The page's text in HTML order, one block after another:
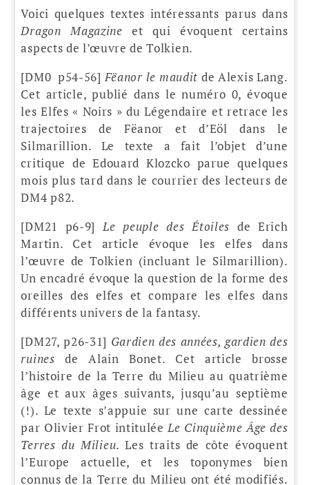
Voici quelques textes intéressants parus dans
Dragon Magazine et qui évoquent certains
aspects de l’œuvre de Tolkien.
[DM0 p54-56]Fëanor le maudit de Alexis Lang.
Cet article, publié dans le numéro 0, évoque
les Elfes « Noirs » du Légendaire et retrace les
trajectoires de Fëanor et d’Eöl dans le
Silmarillion. Le texte a fait l’objet d’une
critique de Edouard Klozcko parue quelques
mois plus tard dans le courrier des lecteurs de
DM4 p82.
[DM21 p6-9]Le peuple des Étoiles de Erich
Martin. Cet article évoque les elfes dans
l’œuvre de Tolkien (incluant le Silmarillion).
Un encadré évoque la question de la forme des
oreilles des elfes et compare les elfes dans
différents univers de la fantasy.
[DM27, p26-31] Gardien des années, gardien des
ruines de Alain Bonet. Cet article brosse
l’histoire de la Terre du Milieu au quatrième
âge et aux âges suivants, jusqu’au septième
(!). Le texte s’appuie sur une carte dessinée
par Olivier Frot intitulée Le Cinquième Âge des
Terres du Milieu. Les traits de côte évoquent
l’Europe actuelle, et les toponymes bien
connus de la Terre du Milieu ont été modifiés.